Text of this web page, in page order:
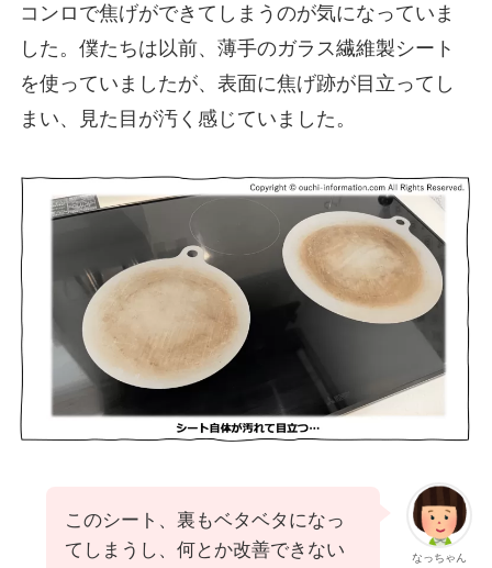
コンロで焦げができてしまうのが気になっていま
した。僕たちは以前、薄手のガラス繊維製シート
を使っていましたが、表面に焦げ跡が目立ってし
まい、見た目が汚く感じていました。
なっちゃん
このシート、裏もベタベタになっ
てしまうし、何とか改善できない